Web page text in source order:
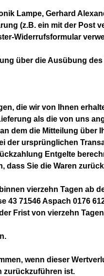
Lampe, Gerhard
(z.B. ein mit der Post
Widerrufsformular
über die Ausübung
die wir von Ihnen
als die von uns
dem die Mitteilung
der ursprünglichen
Entgelte
Sie die Waren
vierzehn Tagen ab
43 71546 Aspach 0176
Frist von vierzehn
wenn dieser
zurückzuführen ist.